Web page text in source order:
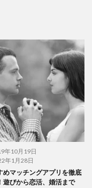
年10月19日
年1月28日
めマッチングアプリを徹底
遊びから恋活、婚活まで